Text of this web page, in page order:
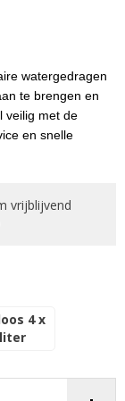
watergedragen
te brengen en
veilig met de
en snelle
vrijblijvend
4 x